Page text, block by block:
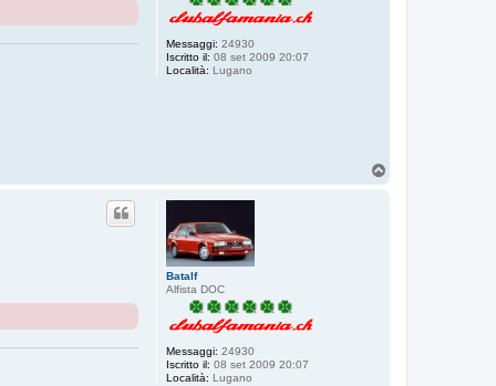
Messaggi: 24930
Iscritto il: 08 set 2009 20:07
Località: Lugano
Batalf
Alfista DOC
Messaggi: 24930
Iscritto il: 08 set 2009 20:07
Località: Lugano